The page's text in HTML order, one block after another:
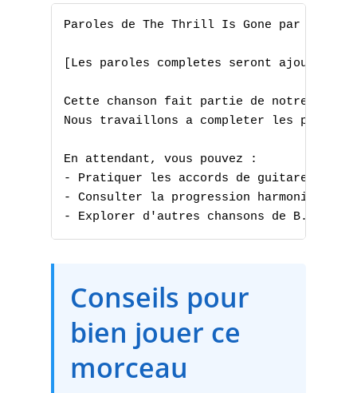
Paroles de The Thrill Is Gone par B.B.
[Les paroles completes seront ajoutees
Cette chanson fait partie de notre
Nous travaillons a completer les
En attendant, vous pouvez :
- Pratiquer les accords de guitare
- Consulter la progression harmonique
- Explorer d'autres chansons de B.B. King
Conseils pour
bien jouer ce
morceau
A